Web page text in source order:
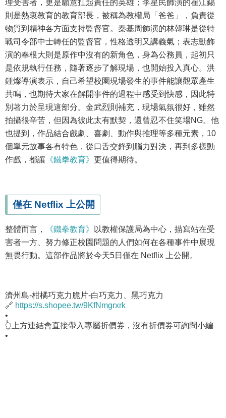
理受害者，更是願意扛起責任的英雄；李星民飾演的崔江錫
則是熱衷教育的教育部長，被稱為教權局「爸爸」，負責從
物質到精神各方面支持監督官。秦基周飾演的林韓琳是從特
戰司令部中士轉任的監督官，性格透明又講義氣；表志勳飾
演的奉根大則是原作中沒有的新角色，身為公務員，起初只
是依規執行任務，隨著逐步了解現場，也開始投入真心。洪
鍾燦導演表示，自己希望校園現場發生的事件能讓觀眾產生
共鳴，也期待大家在解開事件的過程中感受到快感，因此特
別著力於呈現這部分。金武烈則補充，現場氣氛很好，雖然
拍攝很辛苦，但因為彼此太有默契，還曾忍不住笑場NG。他
也提到，作品結合戲劇、喜劇、動作與推理等多種元素，10
個單元故事各有特色，從口舌交鋒到腦力對決，再到多樣動
作戲，都讓 《鐵拳教育》 更值得期待。
僅在 Netflix 上公開
整體而言， 《鐵拳教育》
以教權保護局為中心，描寫站在受
害者一方、努力修正校園問題的人們如何在各種事件中展現
無畏行動。這部作品將於今天5日僅在 Netflix 上公開。
濟州島-柑橘巧克力脆片-白巧克力、黑巧克力
🔗 https://s.shopee.tw/9KfNmgrxrk
•
👆上方連結會直接帶入專屬折價券，沒有折價券可詢問小編
•